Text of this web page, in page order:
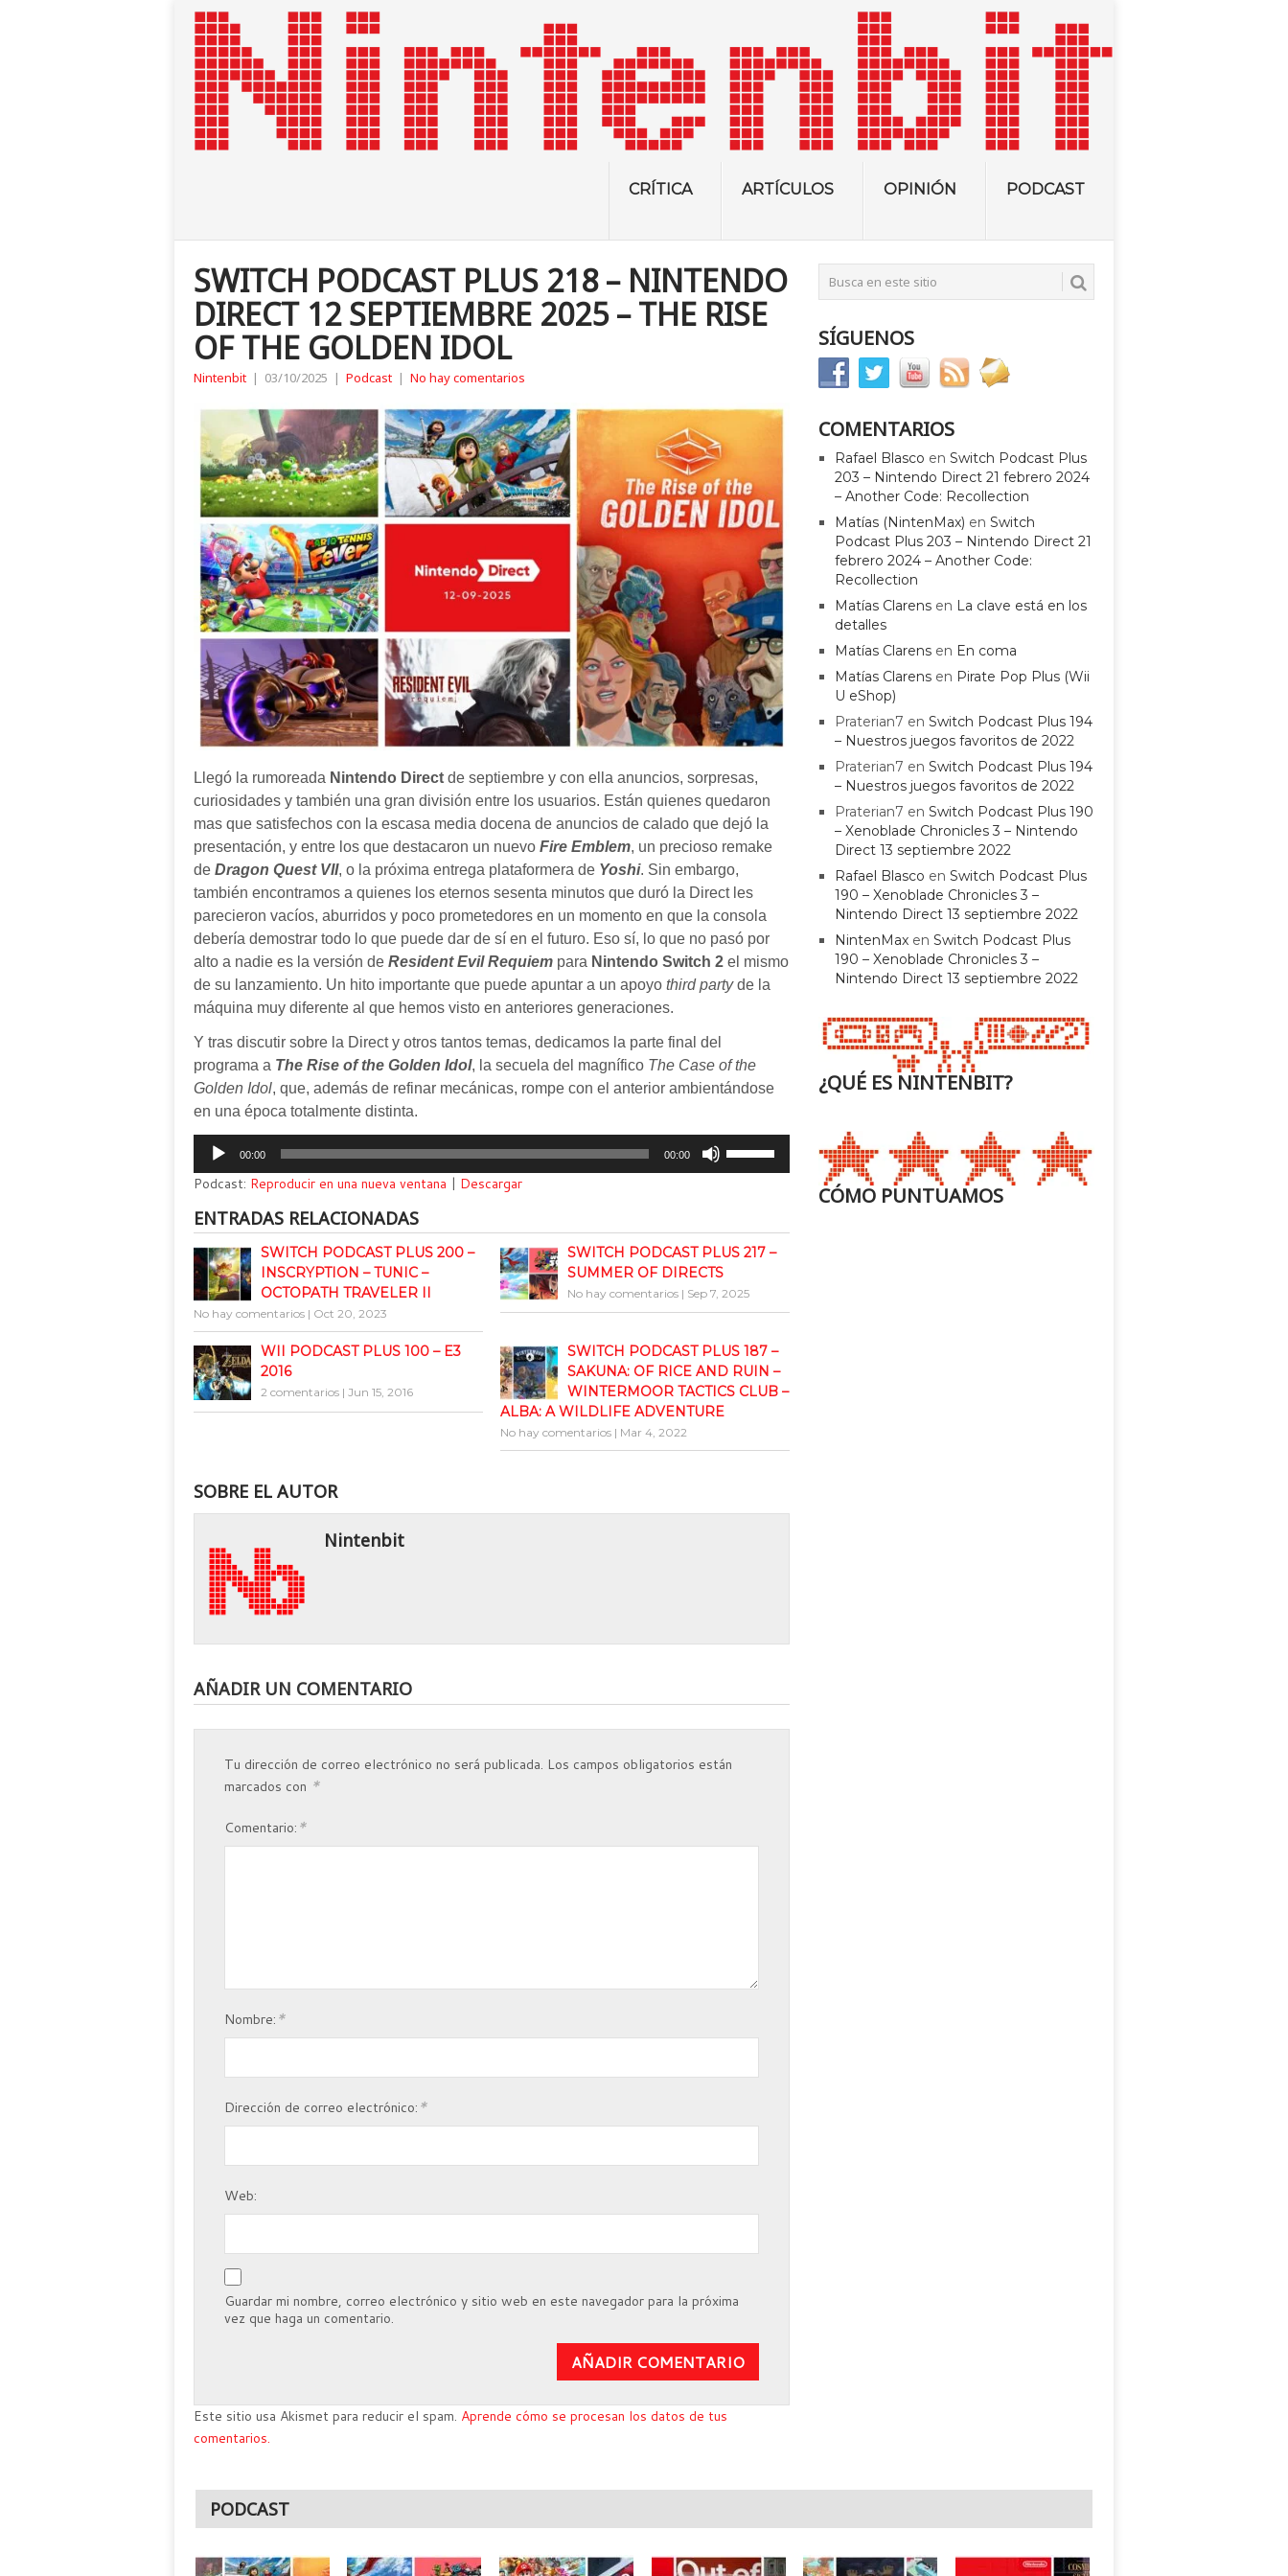
CRÍTICA ARTÍCULOS OPINIÓN PODCAST
SWITCH PODCAST PLUS 218 – NINTENDO
DIRECT 12 SEPTIEMBRE 2025 – THE RISE
OF THE GOLDEN IDOL
Nintenbit | 03/10/2025 | Podcast | No hay comentarios
Llegó la rumoreada Nintendo Direct de septiembre y con ella anuncios, sorpresas,
curiosidades y también una gran división entre los usuarios. Están quienes quedaron
mas que satisfechos con la escasa media docena de anuncios de calado que dejó la
presentación, y entre los que destacaron un nuevo Fire Emblem, un precioso remake
de Dragon Quest VII, o la próxima entrega plataformera de Yoshi. Sin embargo,
también encontramos a quienes los eternos sesenta minutos que duró la Direct les
parecieron vacíos, aburridos y poco prometedores en un momento en que la consola
debería demostrar todo lo que puede dar de sí en el futuro. Eso sí, lo que no pasó por
alto a nadie es la versión de Resident Evil Requiem para Nintendo Switch 2 el mismo
de su lanzamiento. Un hito importante que puede apuntar a un apoyo third partyde la
máquina muy diferente al que hemos visto en anteriores generaciones.
Y tras discutir sobre la Direct y otros tantos temas, dedicamos la parte final del
programa a The Rise of the Golden Idol, la secuela del magnífico The Case of the
Golden Idol, que, además de refinar mecánicas, rompe con el anterior ambientándose
en una época totalmente distinta.
Reproductor
audio
00:00 00:00
flecha
arriba/abajo
aumentar
disminuir
el
volumen.
Podcast: Reproducir en una nueva ventana | Descargar
ENTRADAS RELACIONADAS
SWITCH PODCAST PLUS 200 –
INSCRYPTION – TUNIC –
OCTOPATH TRAVELER II
No hay comentarios | Oct 20, 2023
SWITCH PODCAST PLUS 217 –
SUMMER OF DIRECTS
No hay comentarios | Sep 7, 2025
WII PODCAST PLUS 100 – E3
2016
2 comentarios | Jun 15, 2016
SWITCH PODCAST PLUS 187 –
SAKUNA: OF RICE AND RUIN –
WINTERMOOR TACTICS CLUB –
ALBA: A WILDLIFE ADVENTURE
No hay comentarios | Mar 4, 2022
SOBRE EL AUTOR
Nintenbit
AÑADIR UN COMENTARIO
Tu dirección de correo electrónico no será publicada. Los campos obligatorios están
marcados con *
Comentario: *
Nombre: *
Dirección de correo electrónico: *
Web:
Guardar mi nombre, correo electrónico y sitio web en este navegador para la próxima
vez que haga un comentario.
Este sitio usa Akismet para reducir el spam. Aprende cómo se procesan los datos de tus
comentarios.
SÍGUENOS
COMENTARIOS
Rafael Blasco enSwitch Podcast Plus
203 – Nintendo Direct 21 febrero 2024
– Another Code: Recollection
Matías (NintenMax) enSwitch
Podcast Plus 203 – Nintendo Direct 21
febrero 2024 – Another Code:
Recollection
Matías Clarens en La clave está en los
detalles
Matías Clarens en En coma
Matías Clarens en Pirate Pop Plus (Wii
U eShop)
Praterian7 enSwitch Podcast Plus 194
– Nuestros juegos favoritos de 2022
Praterian7 enSwitch Podcast Plus 194
– Nuestros juegos favoritos de 2022
Praterian7 enSwitch Podcast Plus 190
– Xenoblade Chronicles 3 – Nintendo
Direct 13 septiembre 2022
Rafael Blasco enSwitch Podcast Plus
190 – Xenoblade Chronicles 3 –
Nintendo Direct 13 septiembre 2022
NintenMax enSwitch Podcast Plus
190 – Xenoblade Chronicles 3 –
Nintendo Direct 13 septiembre 2022
¿QUÉ ES NINTENBIT?
CÓMO PUNTUAMOS
PODCAST